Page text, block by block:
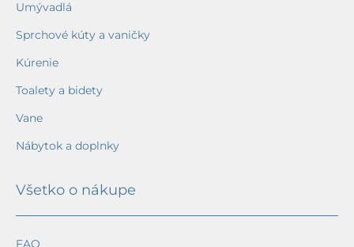
Umývadlá
Sprchové kúty a vaničky
Kúrenie
Toalety a bidety
Vane
Nábytok a doplnky
Všetko o nákupe
FAQ